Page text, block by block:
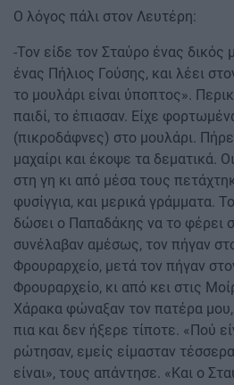
Ο λόγος πάλι στον Λευτέρη:
-Τον είδε τον Σταύρο ένας δικός
ένας Πήλιος Γούσης, και λέει
το μουλάρι είναι ύποπτος».
παιδί, το έπιασαν. Είχε
(πικροδάφνες) στο μουλάρι.
μαχαίρι και έκοψε τα δεματικά.
στη γη κι από μέσα τους
φυσίγγια, και μερικά γράμματα.
δώσει ο Παπαδάκης να το φέρει
συνέλαβαν αμέσως, τον πήγαν
Φρουραρχείο, μετά τον πήγαν
Φρουραρχείο, κι από κει στις
Χάρακα φώναξαν τον πατέρα
πια και δεν ήξερε τίποτε. «Πού
ρώτησαν, εμείς είμασταν
είναι», τους απάντησε. «Και ο